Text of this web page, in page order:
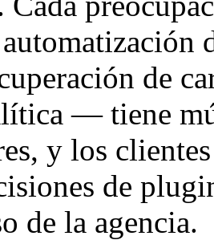
de
— tiene
y los
de
de la agencia.